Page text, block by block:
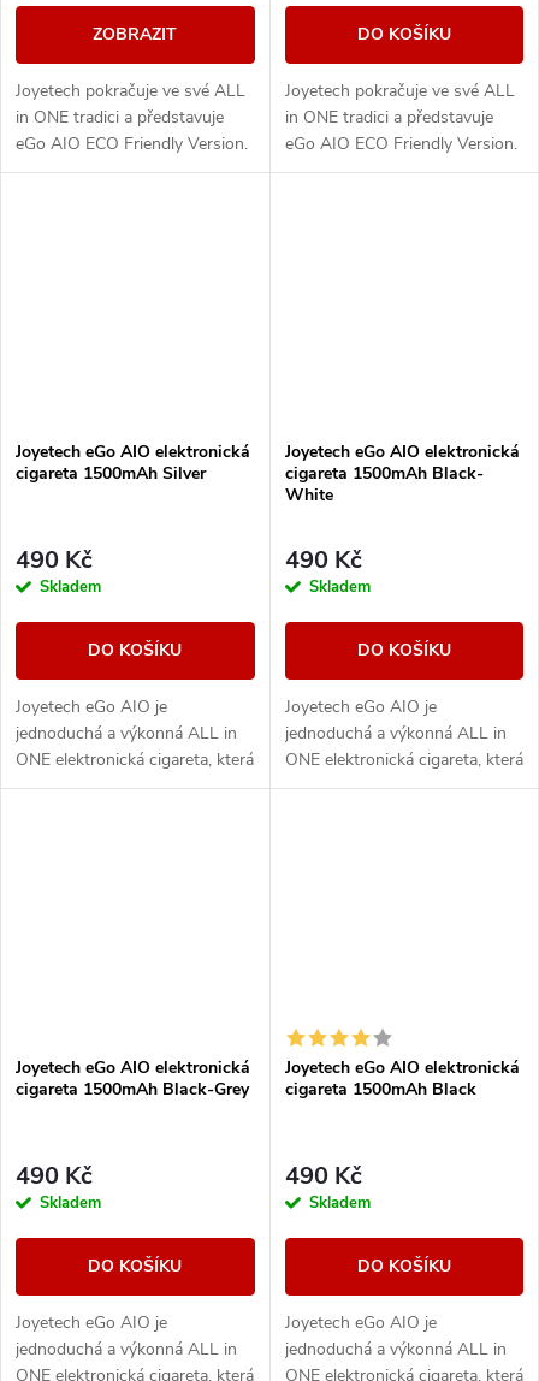
ZOBRAZIT
Joyetech pokračuje ve své ALL
in ONE tradici a představuje
eGo AIO ECO Friendly Version.
Designově řešené tělo e-
DO KOŠÍKU
Joyetech pokračuje ve své ALL
in ONE tradici a představuje
eGo AIO ECO Friendly Version.
Designově řešené tělo e-
Joyetech eGo AIO elektronická
cigareta 1500mAh Silver
490 Kč
Skladem
DO KOŠÍKU
Joyetech eGo AIO je
jednoduchá a výkonná ALL in
ONE elektronická cigareta, která
svými vlastnostmi uspokojí jak
Joyetech eGo AIO elektronická
cigareta 1500mAh Black-
White
490 Kč
Skladem
DO KOŠÍKU
Joyetech eGo AIO je
jednoduchá a výkonná ALL in
ONE elektronická cigareta, která
svými vlastnostmi uspokojí jak
Joyetech eGo AIO elektronická
cigareta 1500mAh Black-Grey
490 Kč
Skladem
DO KOŠÍKU
Joyetech eGo AIO je
jednoduchá a výkonná ALL in
ONE elektronická cigareta, která
Joyetech eGo AIO elektronická
cigareta 1500mAh Black
490 Kč
Skladem
DO KOŠÍKU
Joyetech eGo AIO je
jednoduchá a výkonná ALL in
ONE elektronická cigareta, která